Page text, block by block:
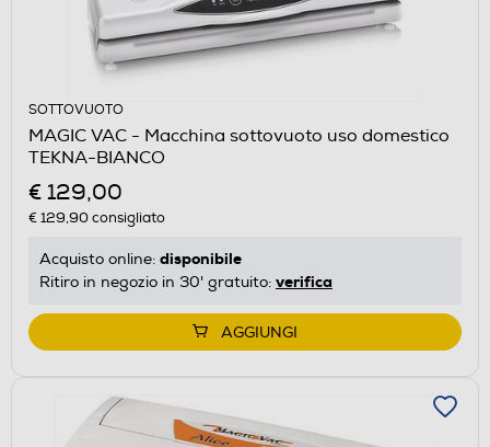
SOTTOVUOTO
MAGIC VAC - Macchina sottovuoto uso domestico
TEKNA-BIANCO
€ 129,00
€ 129,90consigliato
Acquisto online: disponibile
Ritiro in negozio in 30' gratuito: verifica
AGGIUNGI